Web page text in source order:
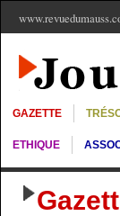
GAZETTE
ETHIQUE